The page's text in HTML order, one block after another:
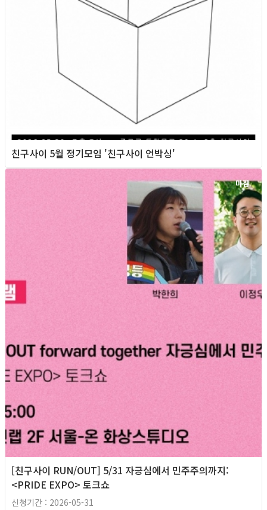
친구사이 5월 정기모임 '친구사이 언박싱'
마감
[친구사이 RUN/OUT] 5/31 자긍심에서 민주주의까지:
<PRIDE EXPO> 토크쇼
신청기간 : 2026-05-31